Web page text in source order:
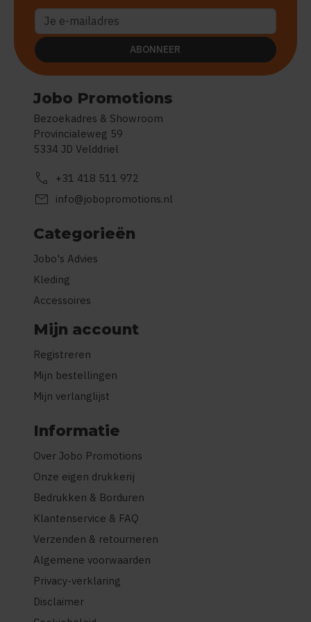
Jobo Promotions
Bezoekadres & Showroom
Provincialeweg 59
5334 JD Velddriel
call +31 418 511 972
mail info@jobopromotions.nl
Categorieën
Jobo's Advies
Kleding
Accessoires
Mijn account
Registreren
Mijn bestellingen
Mijn verlanglijst
Informatie
Over Jobo Promotions
Onze eigen drukkerij
Bedrukken & Borduren
Klantenservice & FAQ
Verzenden & retourneren
Algemene voorwaarden
Privacy-verklaring
Disclaimer
ABONNEER